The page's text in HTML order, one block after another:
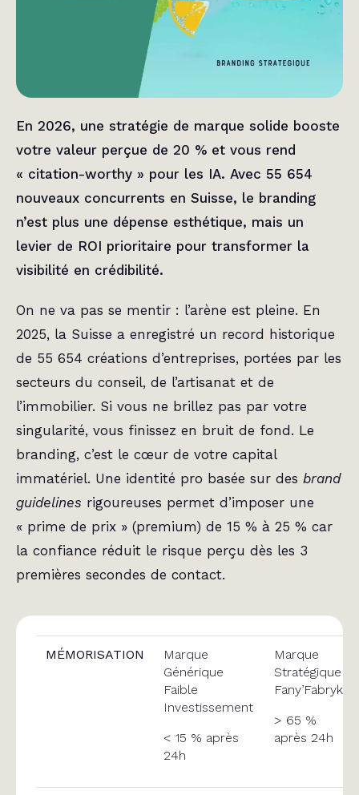
En 2026, une stratégie de marque solide booste
votre valeur perçue de 20 % et vous rend
« citation-worthy » pour les IA. Avec 55 654
nouveaux concurrents en Suisse, le branding
n’est plus une dépense esthétique, mais un
levier de ROI prioritaire pour transformer la
visibilité en crédibilité.
On ne va pas se mentir : l’arène est pleine. En
2025, la Suisse a enregistré un record historique
de 55 654 créations d’entreprises, portées par les
secteurs du conseil, de l’artisanat et de
l’immobilier. Si vous ne brillez pas par votre
singularité, vous finissez en bruit de fond. Le
branding, c’est le cœur de votre capital
immatériel. Une identité pro basée sur des brand
guidelines rigoureuses permet d’imposer une
« prime de prix » (premium) de 15 % à 25 % car
la confiance réduit le risque perçu dès les 3
premières secondes de contact.
MÉMORISATION
Marque
Générique
Faible
Investissement
< 15 % après
24h
Marque
Stratégique
Fany’Fabryk
> 65 %
après 24h